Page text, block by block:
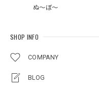
ぬ～ぼ～
SHOP INFO
COMPANY
BLOG